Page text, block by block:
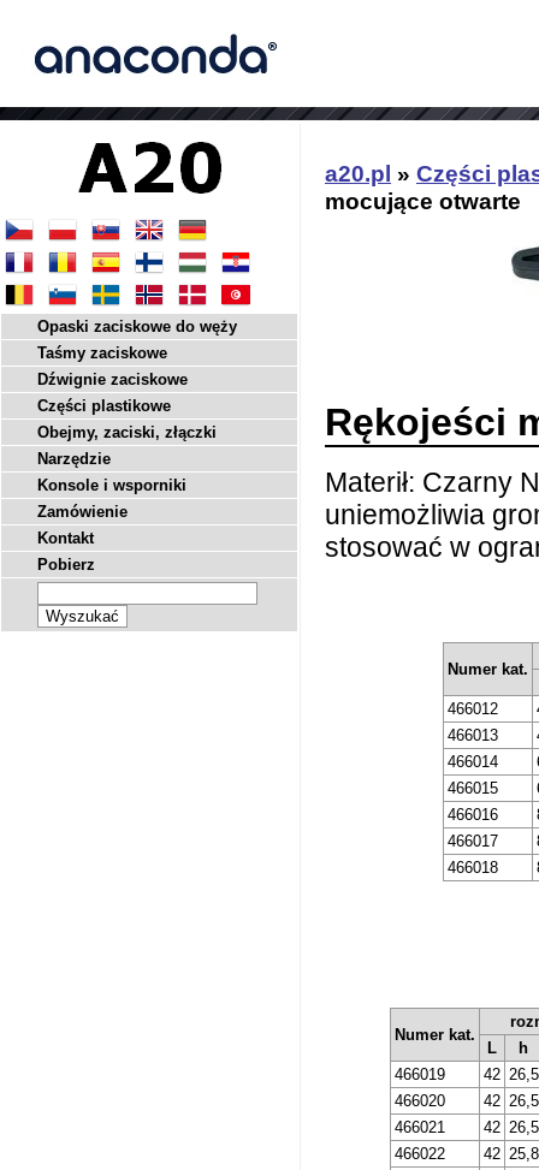
a20.pl » Części
mocujące otwarte
Rękojeści
Materił: Czarny
uniemożliwia
stosować w
Numer kat.
466012
466013
466014
466015
466016
466017
466018
Numer kat.
L
h
466019
42 26,5
466020
42 26,5
466021
42 26,5
466022
42 25,8
Opaski zaciskowe do węży
Taśmy zaciskowe
Dźwignie zaciskowe
Części plastikowe
Obejmy, zaciski, złączki
Narzędzie
Konsole i wsporniki
Zamówienie
Kontakt
Pobierz